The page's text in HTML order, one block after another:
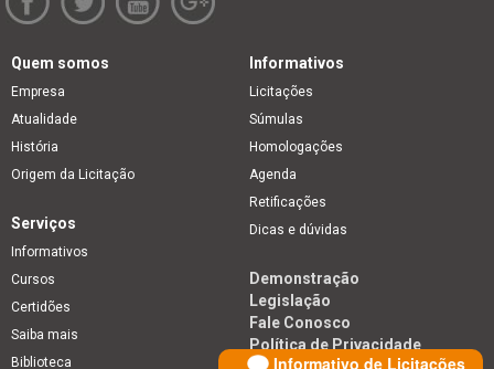
Informativo de Licitações
Quem somos
Empresa
Atualidade
História
Origem da Licitação
Informativos
Licitações
Súmulas
Homologações
Agenda
Retificações
Dicas e dúvidas
Serviços
Informativos
Cursos
Certidões
Saiba mais
Biblioteca
Demonstração
Legislação
Fale Conosco
Política de Privacidade